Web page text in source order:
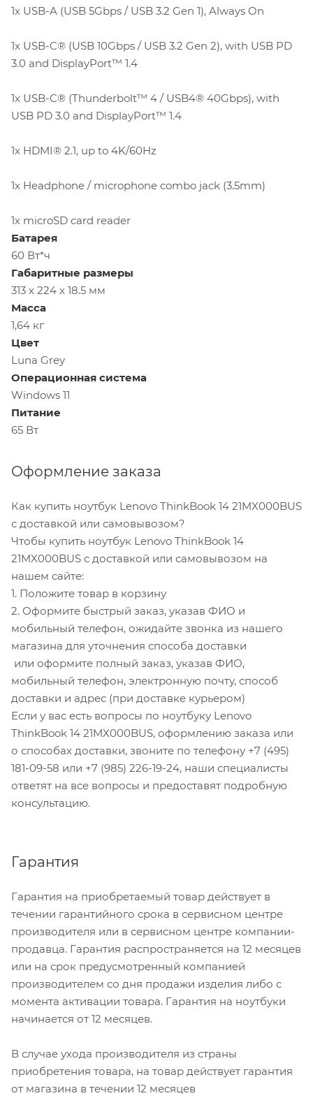
1x USB-A (USB 5Gbps / USB 3.2 Gen 1), Always On
1x USB-C® (USB 10Gbps / USB 3.2 Gen 2), with USB PD
3.0 and DisplayPort™ 1.4
1x USB-C® (Thunderbolt™ 4 / USB4® 40Gbps), with
USB PD 3.0 and DisplayPort™ 1.4
1x HDMI® 2.1, up to 4K/60Hz
1x Headphone / microphone combo jack (3.5mm)
1x microSD card reader
Батарея
60 Вт*ч
Габаритные размеры
313 x 224 x 18.5 мм
Масса
1,64 кг
Цвет
Luna Grey
Операционная система
Windows 11
Питание
65 Вт
Оформление заказа
Как купить ноутбук Lenovo ThinkBook 14 21MX000BUS
с доставкой или самовывозом?
Чтобы купить ноутбук Lenovo ThinkBook 14
21MX000BUS с доставкой или самовывозом на
нашем сайте:
1. Положите товар в корзину
2. Оформите быстрый заказ, указав ФИО и
мобильный телефон, ожидайте звонка из нашего
магазина для уточнения способа доставки
или оформите полный заказ, указав ФИО,
мобильный телефон, электронную почту, способ
доставки и адрес (при доставке курьером)
Если у вас есть вопросы по ноутбуку Lenovo
ThinkBook 14 21MX000BUS, оформлению заказа или
о способах доставки, звоните по телефону +7 (495)
181-09-58 или +7 (985) 226-19-24, наши специалисты
ответят на все вопросы и предоставят подробную
консультацию.
Гарантия
Гарантия на приобретаемый товар действует в
течении гарантийного срока в сервисном центре
производителя или в сервисном центре компании-
продавца. Гарантия распространяется на 12 месяцев
или на срок предусмотренный компанией
производителем со дня продажи изделия либо с
момента активации товара. Гарантия на ноутбуки
начинается от 12 месяцев.
В случае ухода производителя из страны
приобретения товара, на товар действует гарантия
от магазина в течении 12 месяцев